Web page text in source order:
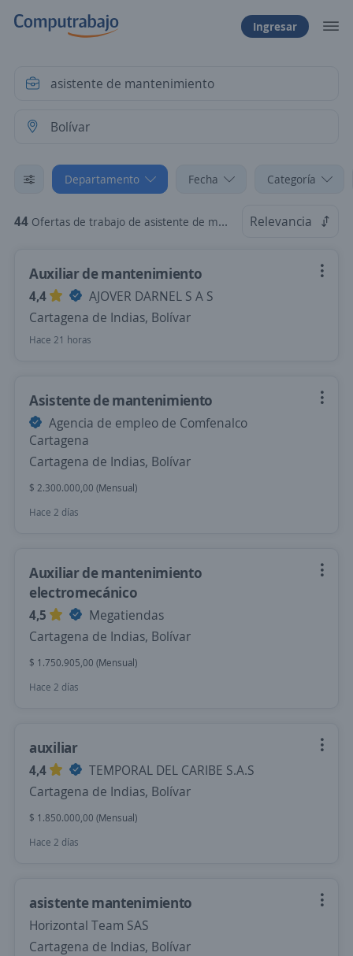
Ingresar
Departamento Fecha Categoría
44 Ofertas de trabajo de asistente de mantenimiento en Bolívar Relevancia
Auxiliar de mantenimiento
4,4
AJOVER DARNEL S A S
Cartagena de Indias, Bolívar
Hace 21 horas
Asistente de mantenimiento
Agencia de empleo de Comfenalco
Cartagena
Cartagena de Indias, Bolívar
$ 2.300.000,00 (Mensual)
Hace 2 días
Auxiliar de mantenimiento
electromecánico
4,5
Megatiendas
Cartagena de Indias, Bolívar
$ 1.750.905,00 (Mensual)
Hace 2 días
auxiliar
4,4
TEMPORAL DEL CARIBE S.A.S
Cartagena de Indias, Bolívar
$ 1.850.000,00 (Mensual)
Hace 2 días
asistente mantenimiento
Horizontal Team SAS
Cartagena de Indias, Bolívar